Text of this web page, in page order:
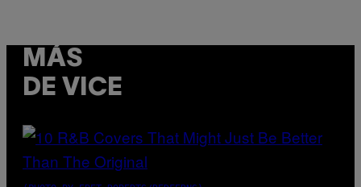
MÁS
DE VICE